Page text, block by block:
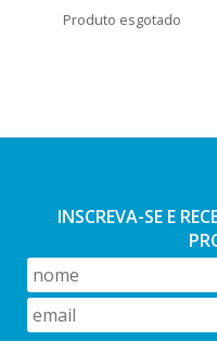
esgotado
INSCREVA-SE E